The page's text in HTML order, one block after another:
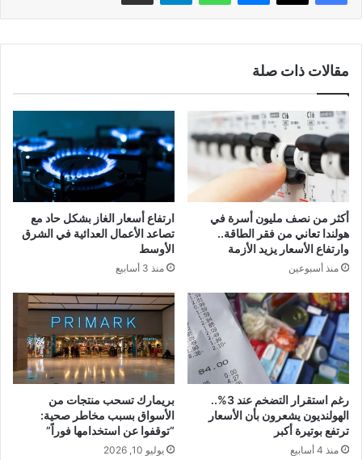
مقالات ذات صلة
أكثر من نصف مليون أسرة في
هولندا تعاني من فقر الطاقة..
وارتفاع الأسعار يزيد الأزمة
منذ أسبوعين
ارتفاع أسعار الغاز بشكل حاد مع
تصاعد الأعمال العدائية في الشرق
الأوسط
منذ 3 أسابيع
رغم استقرار التضخم عند 3%..
الهولنديون يشعرون بأن الأسعار
ترتفع بوتيرة أكبر
منذ 4 أسابيع
بريمارك تسحب منتجات من
الأسواق بسبب مخاطر صحية:
“توقفوا عن استخدامها فوراً”
يوليو 10, 2026